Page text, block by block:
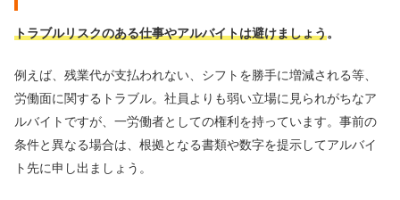
トラブルリスクのある仕事やアルバイトは避けましょう。
例えば、残業代が支払われない、シフトを勝手に増減される等、
労働面に関するトラブル。社員よりも弱い立場に見られがちなア
ルバイトですが、一労働者としての権利を持っています。事前の
条件と異なる場合は、根拠となる書類や数字を提示してアルバイ
ト先に申し出ましょう。